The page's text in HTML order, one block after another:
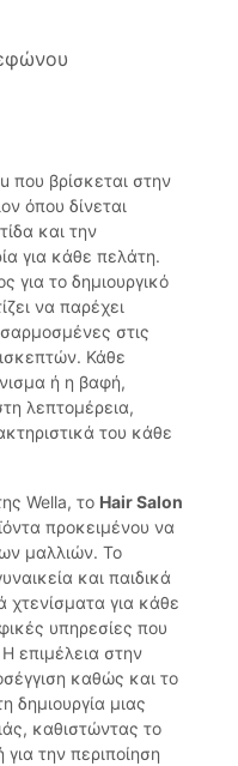
που βρίσκεται στην
όπου δίνεται
και την
για κάθε πελάτη.
για το δημιουργικό
να παρέχει
στις
Κάθε
ή η βαφή,
λεπτομέρεια,
του κάθε
Wella, το Hair Salon
προκειμένου να
μαλλιών. Το
και παιδικά
χτενίσματα για κάθε
υπηρεσίες που
επιμέλεια στην
καθώς και το
δημιουργία μιας
καθιστώντας το
την περιποίηση